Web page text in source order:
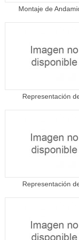
Montaje de
Representación
Representación